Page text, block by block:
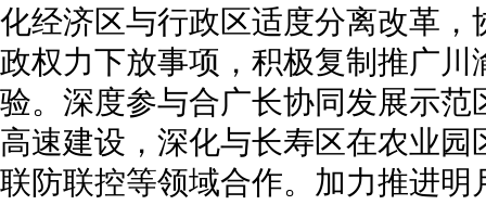
化经济区与行政区适度分离改革
政权力下放事项，积极复制推广
验。深度参与合广长协同发展示范
高速建设，深化与长寿区在农业
联防联控等领域合作。加力推进